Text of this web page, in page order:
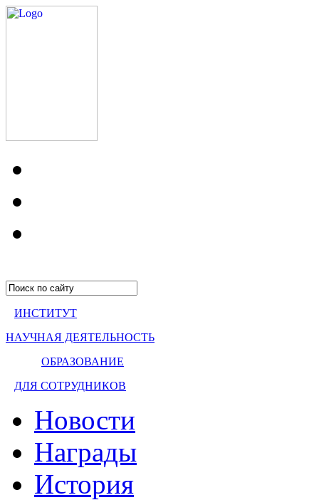
ИНСТИТУТ
НАУЧНАЯ ДЕЯТЕЛЬНОСТЬ
ОБРАЗОВАНИЕ
ДЛЯ СОТРУДНИКОВ
Новости
Награды
История